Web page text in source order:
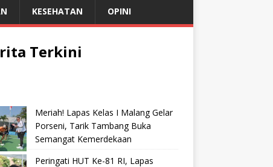
KESEHATAN OPINI
Terkini
Meriah! Lapas Kelas I Malang Gelar
Porseni, Tarik Tambang Buka
Semangat Kemerdekaan
Peringati HUT Ke-81 RI, Lapas